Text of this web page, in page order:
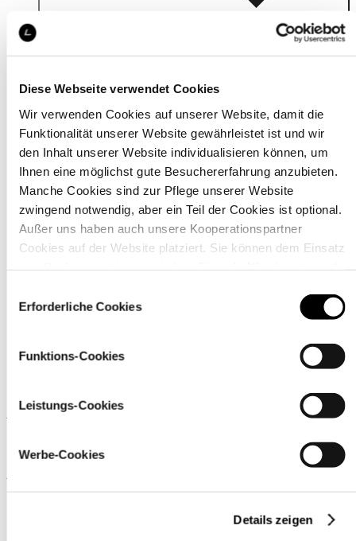
Diese Webseite verwendet Cookies
Wir verwenden Cookies auf unserer Website, damit die
Funktionalität unserer Website gewährleistet ist und wir
den Inhalt unserer Website individualisieren können, um
Ihnen eine möglichst gute Besuchererfahrung anzubieten.
Manche Cookies sind zur Pflege unserer Website
zwingend notwendig, aber ein Teil der Cookies ist optional.
Außer uns haben auch unsere Kooperationspartner
Cookies auf der Website platziert. Sie können dem Einsatz
über den Link „Cookie-Einstellungen
Erforderliche Cookies
Funktions-Cookies
Leistungs-Cookies
Werbe-Cookies
Details zeigen
Material
Ähnliche Produkte
Wird oft zusammen gekauft